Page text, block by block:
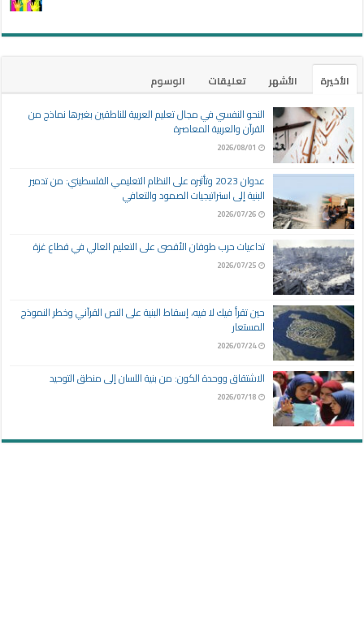
الأخيرة الأشهر تعليقات
الوسوم
النحو النفسي في مجال تعليم العربية للناطقين بغيرها نماذج من
القرآن والعربية المعاصرة
2026/08/01
عدوان 2023 وتأثيره على النظام التعليمي الفلسطيني: من تدمير
البنية إلى استراتيجيات الصمود والتعافي
2026/07/26
تداعيات حرب طوفان الأقصى على التعليم العالي في قطاع غزة
2026/07/25
حين تقرأ فيك لا فيه، إسقاط البنية على النص القرآني وخطر النموذج
المستعار
2026/07/24
الاشتقاق ووحدة الكون: من بنية اللسان إلى منطق التوحيد
2026/07/18